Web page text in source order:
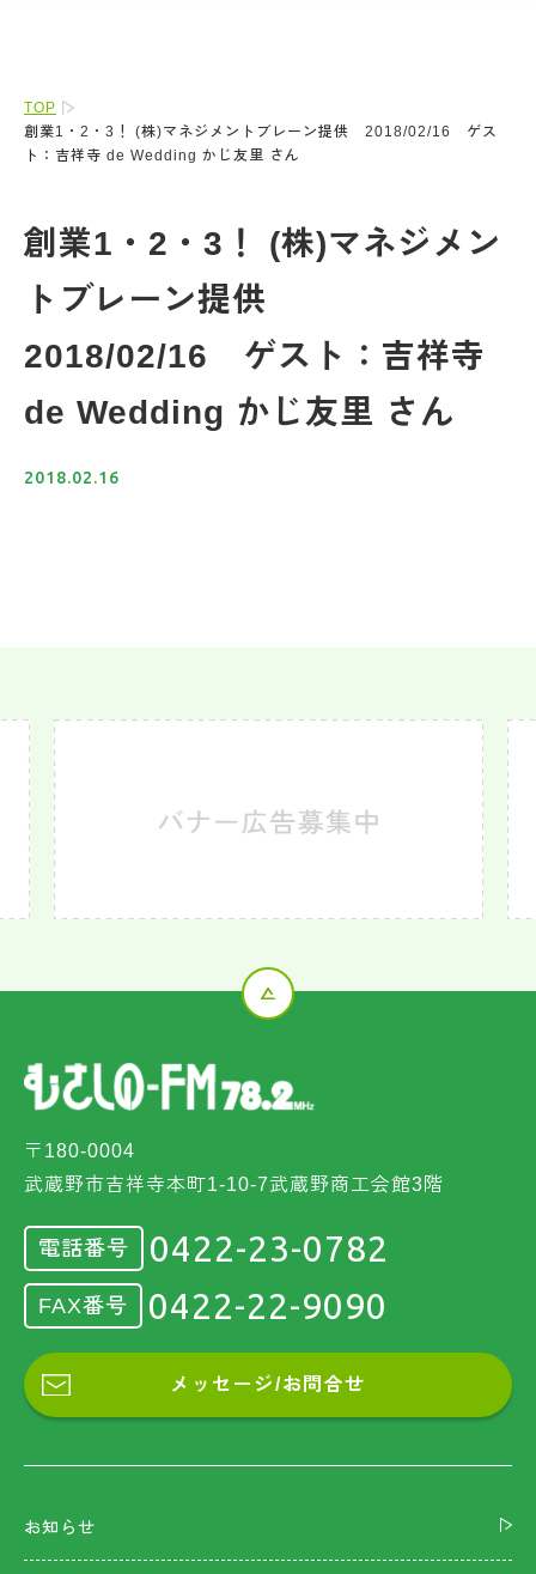
TOP
創業1・2・3！ (株)マネジメントブレーン提供 2018/02/16 ゲス
ト：吉祥寺 de Wedding かじ友里 さん
創業1・2・3！ (株)マネジメン
トブレーン提供
2018/02/16 ゲスト：吉祥寺
de Wedding かじ友里 さん
2018.02.16
〒180-0004
武蔵野市吉祥寺本町1-10-7武蔵野商工会館3階
電話番号 0422-23-0782
FAX番号 0422-22-9090
メッセージ/お問合せ
お知らせ